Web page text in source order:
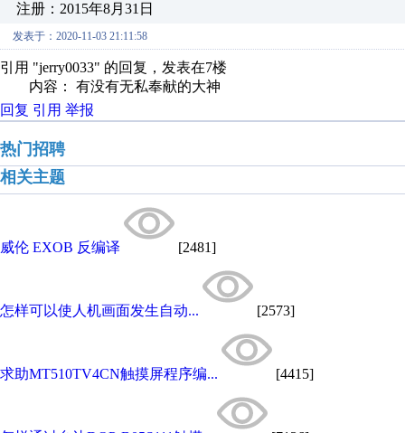
注册：2015年8月31日
发表于：2020-11-03 21:11:58
引用 "jerry0033" 的回复，发表在7楼
内容： 有没有无私奉献的大神
回复 引用 举报
热门招聘
相关主题
威伦 EXOB 反编译 [2481]
怎样可以使人机画面发生自动... [2573]
求助MT510TV4CN触摸屏程序编... [4415]